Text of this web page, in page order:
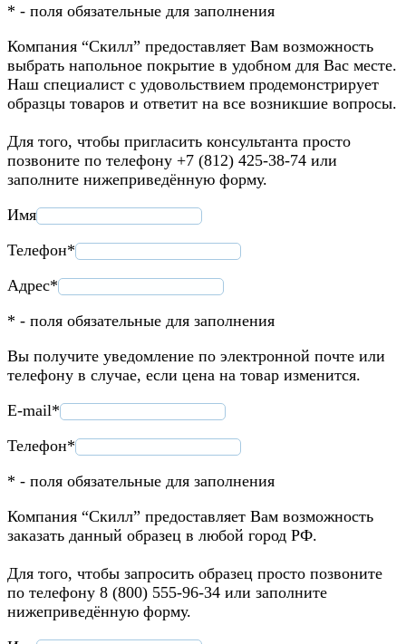
* - поля обязательные для заполнения
Компания “Скилл” предоставляет Вам возможность
выбрать напольное покрытие в удобном для Вас месте.
Наш специалист с удовольствием продемонстрирует
образцы товаров и ответит на все возникшие вопросы.
Для того, чтобы пригласить консультанта просто
позвоните по телефону +7 (812) 425-38-74 или
заполните нижеприведённую форму.
Имя
Телефон*
Адрес*
* - поля обязательные для заполнения
Вы получите уведомление по электронной почте или
телефону в случае, если цена на товар изменится.
E-mail*
Телефон*
* - поля обязательные для заполнения
Компания “Скилл” предоставляет Вам возможность
заказать данный образец в любой город РФ.
Для того, чтобы запросить образец просто позвоните
по телефону 8 (800) 555-96-34 или заполните
нижеприведённую форму.